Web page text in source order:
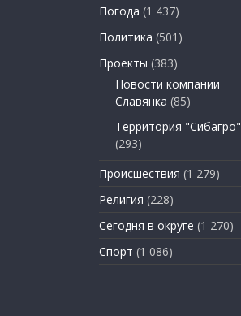
Погода (1 437)
Политика (501)
Проекты (383)
Новости компании
Славянка (85)
Территория "Сибагро"
(293)
Происшествия (1 279)
Религия (228)
Сегодня в округе (1 270)
Спорт (1 086)